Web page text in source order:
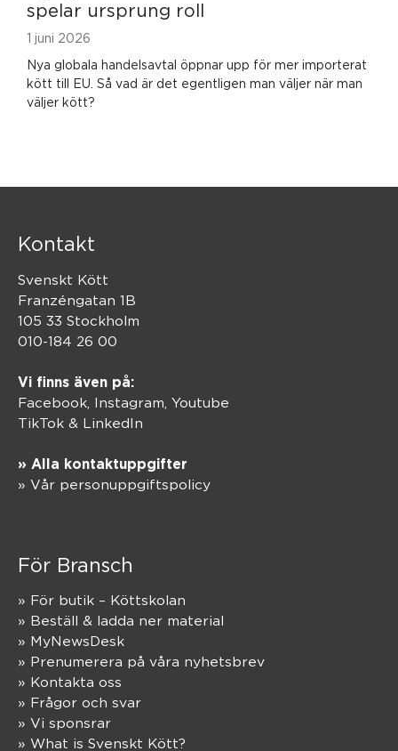
spelar ursprung roll
1 juni 2026
Nya globala handelsavtal öppnar upp för mer importerat
kött till EU. Så vad är det egentligen man väljer när man
väljer kött?
Kontakt
Svenskt Kött
Franzéngatan 1B
105 33 Stockholm
010-184 26 00
Vi finns även på:
Facebook, Instagram Youtube
TikTok & LinkedIn
» Alla kontaktuppgifter
» Vår personuppgiftspolicy
För Bransch
» För butik – Köttskolan
» Beställ & ladda ner material
» MyNewsDesk
» Prenumerera på våra nyhetsbrev
» Kontakta oss
» Frågor och svar
» Vi sponsrar
» What is Svenskt Kött?